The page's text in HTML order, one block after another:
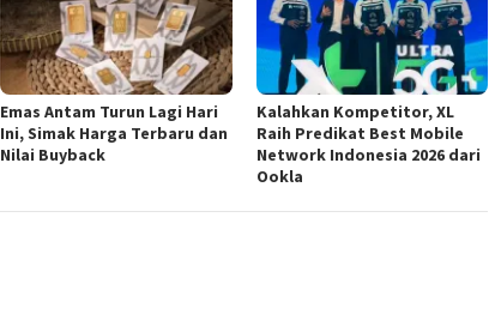
Emas Antam Turun Lagi Hari
Ini, Simak Harga Terbaru dan
Nilai Buyback
Kalahkan Kompetitor, XL
Raih Predikat Best Mobile
Network Indonesia 2026 dari
Ookla